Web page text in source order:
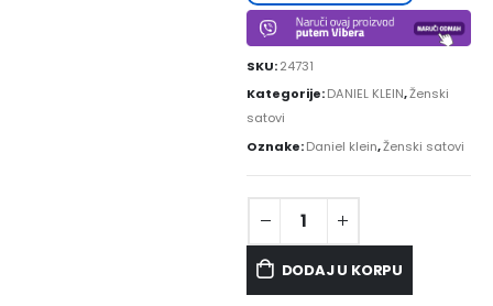
SKU:24731
Kategorije:DANIEL KLEIN,Ženski
satovi
Oznake:Daniel klein,Ženski satovi
DODAJ U KORPU